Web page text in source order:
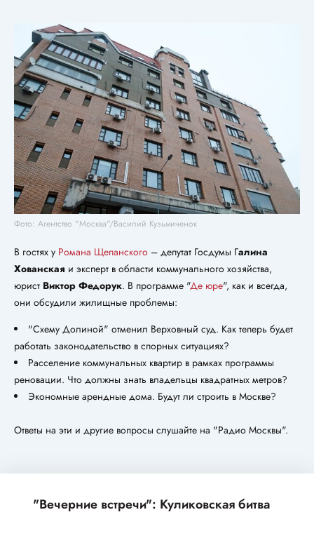
Фото: Агентство "Москва"/Василий Кузьмиченок
В гостях у Романа Щепанского – депутат Госдумы Галина
Хованская и эксперт в области коммунального хозяйства,
юрист Виктор Федорук. В программе "Де юре", как и всегда,
они обсудили жилищные проблемы:
"Схему Долиной" отменил Верховный суд. Как теперь будет
работать законодательство в спорных ситуациях?
Расселение коммунальных квартир в рамках программы
реновации. Что должны знать владельцы квадратных метров?
Экономные арендные дома. Будут ли строить в Москве?
Ответы на эти и другие вопросы слушайте на "Радио Москвы".
"Вечерние встречи": Куликовская битва